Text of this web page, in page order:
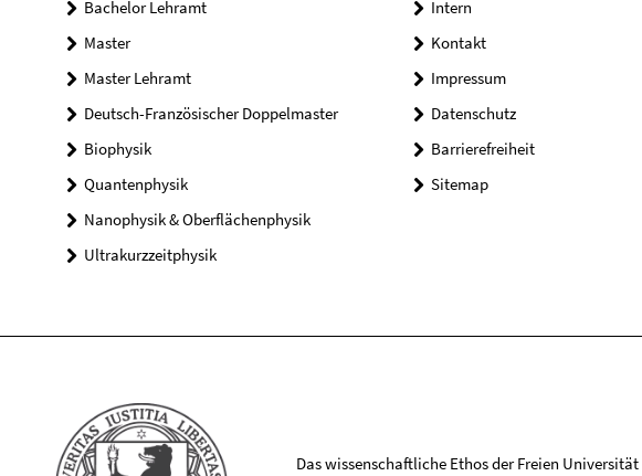
Bachelor Lehramt
Master
Master Lehramt
Deutsch-Französischer Doppelmaster
Biophysik
Quantenphysik
Nanophysik & Oberflächenphysik
Ultrakurzzeitphysik
Intern
Kontakt
Impressum
Datenschutz
Barrierefreiheit
Sitemap
Das wissenschaftliche Ethos der Freien